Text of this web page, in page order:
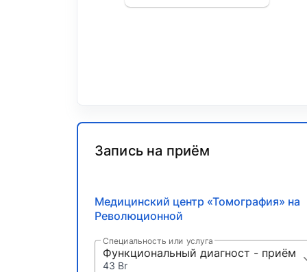
Запись на приём
Медицинский центр «Томография» на
Революционной
Специальность или услуга
Функциональный диагност - приём
43 Br